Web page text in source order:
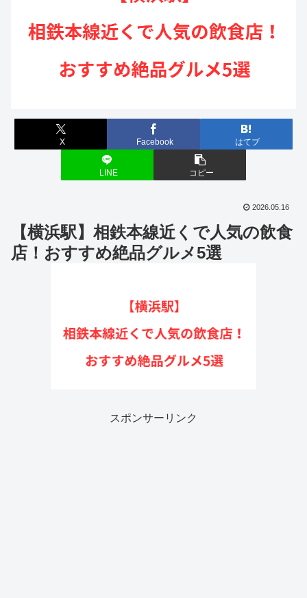
X Facebook はてブ
LINE コピー
2026.05.16
【横浜駅】相鉄本線近くで人気の飲食
店！おすすめ絶品グルメ5選
スポンサーリンク